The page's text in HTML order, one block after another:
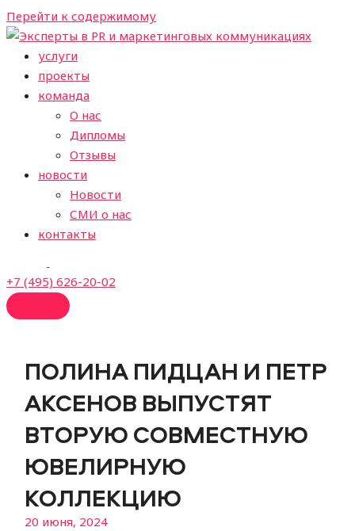
Перейти к содержимому
услуги
проекты
команда
О нас
Дипломы
Отзывы
новости
Новости
СМИ о нас
контакты
+7 (495) 626-20-02
ПОЛИНА ПИДЦАН И ПЕТР
АКСЕНОВ ВЫПУСТЯТ
ВТОРУЮ СОВМЕСТНУЮ
ЮВЕЛИРНУЮ
КОЛЛЕКЦИЮ
20 июня, 2024